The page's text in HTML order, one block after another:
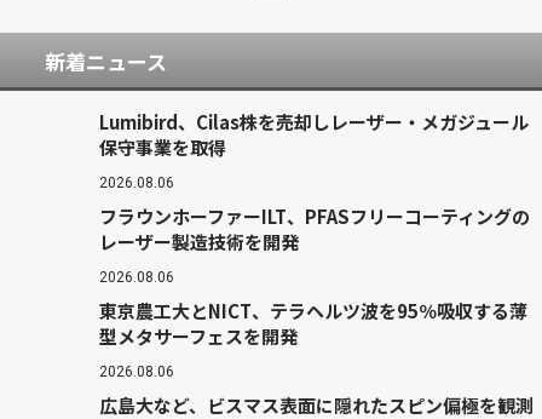
新着ニュース
Lumibird、Cilas株を売却しレーザー・メガジュール
保守事業を取得
2026.08.06
フラウンホーファーILT、PFASフリーコーティングの
レーザー製造技術を開発
2026.08.06
東京農工大とNICT、テラヘルツ波を95％吸収する薄
型メタサーフェスを開発
2026.08.06
広島大など、ビスマス表面に隠れたスピン偏極を観測